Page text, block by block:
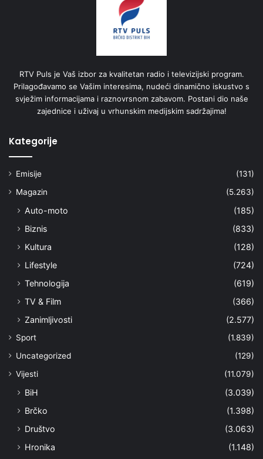
RTV Puls je Vaš izbor za kvalitetan radio i televizijski program.
Prilagođavamo se Vašim interesima, nudeći dinamično iskustvo s
svježim informacijama i raznovrsnom zabavom. Postani dio naše
zajednice i uživaj u vrhunskim medijskim sadržajima!
Kategorije
Emisije
(131)
Magazin
(5.263)
Auto-moto
(185)
Biznis
(833)
Kultura
(128)
Lifestyle
(724)
Tehnologija
(619)
TV & Film
(366)
Zanimljivosti
(2.577)
Sport
(1.839)
Uncategorized
(129)
Vijesti
(11.079)
BiH
(3.039)
Brčko
(1.398)
Društvo
(3.063)
Hronika
(1.148)